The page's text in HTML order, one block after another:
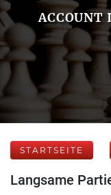
ACCOUNT
STARTSEITE
Langsame